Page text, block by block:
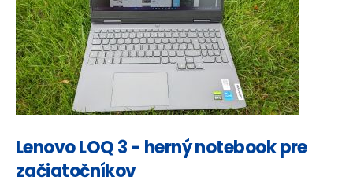
Lenovo LOQ 3 - herný notebook pre
začiatočníkov